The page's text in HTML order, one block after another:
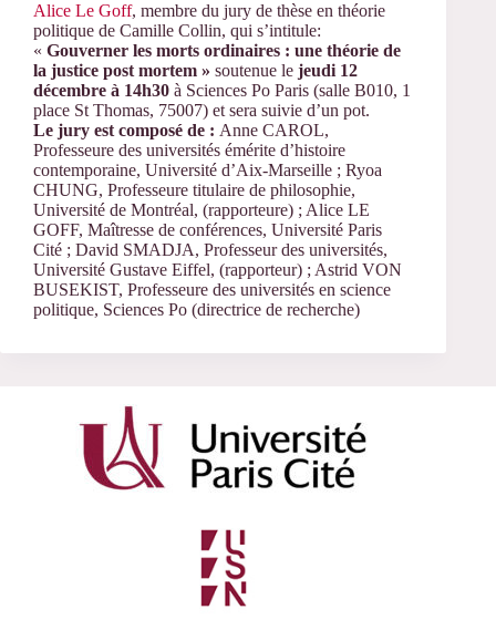
Alice Le Goff, membre du jury de thèse en théorie
politique de Camille Collin, qui s’intitule:
« Gouverner les morts ordinaires : une théorie de
la justice post mortem » soutenue le jeudi 12
décembre à 14h30 à Sciences Po Paris (salle B010, 1
place St Thomas, 75007) et sera suivie d’un pot.
Le jury est composé de : Anne CAROL,
Professeure des universités émérite d’histoire
contemporaine, Université d’Aix-Marseille ; Ryoa
CHUNG, Professeure titulaire de philosophie,
Université de Montréal, (rapporteure) ; Alice LE
GOFF, Maîtresse de conférences, Université Paris
Cité ; David SMADJA, Professeur des universités,
Université Gustave Eiffel, (rapporteur) ; Astrid VON
BUSEKIST, Professeure des universités en science
politique, Sciences Po (directrice de recherche)